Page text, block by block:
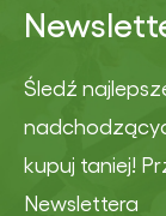
Śledź
kupuj taniej!
Newslettera